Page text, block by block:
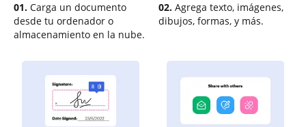
01. Carga un documento
desde tu ordenador o
almacenamiento en la nube.
02. Agrega texto, imágenes,
dibujos, formas, y más.